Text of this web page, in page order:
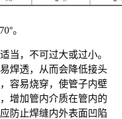
。
当，不可过大或过小。
焊透，从而会降低接头
容易烧穿，使管子内壁
增加管内介质在管内的
防止焊缝内外表面凹陷